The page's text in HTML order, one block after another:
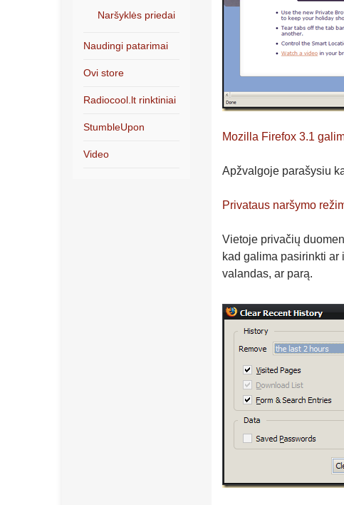
Mozilla Firefox 3.1
Apžvalgoje parašysiu
Privataus naršymo
Vietoje privačių
kad galima pasirinkti
valandas, ar parą.
Naršyklės priedai
Naudingi patarimai
Ovi store
Radiocool.lt rinktiniai
StumbleUpon
Video